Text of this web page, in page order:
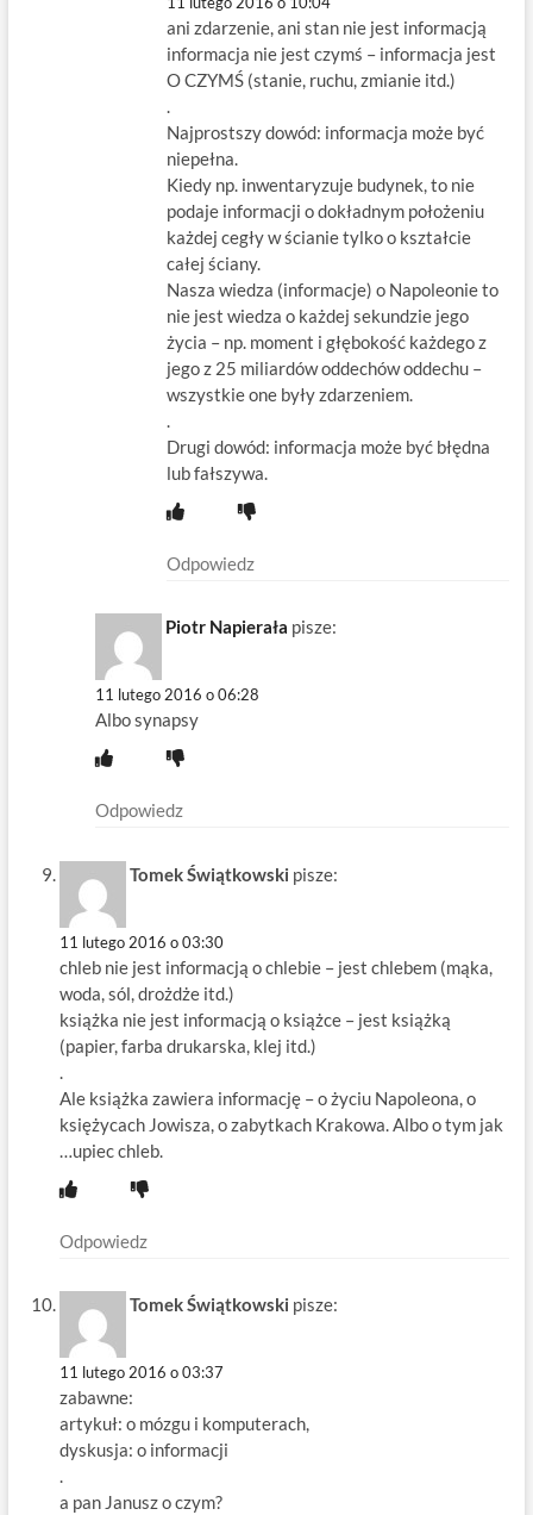
ani zdarzenie, ani stan nie jest informacją
informacja nie jest czymś – informacja jest
O CZYMŚ (stanie, ruchu, zmianie itd.)
.
Najprostszy dowód: informacja może być
niepełna.
Kiedy np. inwentaryzuje budynek, to nie
podaje informacji o dokładnym położeniu
każdej cegły w ścianie tylko o kształcie
całej ściany.
Nasza wiedza (informacje) o Napoleonie to
nie jest wiedza o każdej sekundzie jego
życia – np. moment i głębokość każdego z
jego z 25 miliardów oddechów oddechu –
wszystkie one były zdarzeniem.
.
Drugi dowód: informacja może być błędna
lub fałszywa.
Odpowiedz
Piotr Napierała pisze:
11 lutego 2016 o 06:28
Albo synapsy
Odpowiedz
Tomek Świątkowski pisze:
11 lutego 2016 o 03:30
chleb nie jest informacją o chlebie – jest chlebem (mąka,
woda, sól, drożdże itd.)
książka nie jest informacją o książce – jest książką
(papier, farba drukarska, klej itd.)
.
Ale książka zawiera informację – o życiu Napoleona, o
księżycach Jowisza, o zabytkach Krakowa. Albo o tym jak
…upiec chleb.
Odpowiedz
Tomek Świątkowski pisze:
11 lutego 2016 o 03:37
zabawne:
artykuł: o mózgu i komputerach,
dyskusja: o informacji
.
a pan Janusz o czym?